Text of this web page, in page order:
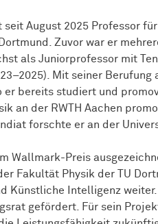
seit August 2025 Professor
Zuvor war er
als Juniorprofessor mit
Mit seiner Berufung
er bereits studiert und
an der RWTH Aachen
forschte er an der
Wallmark-Preis
Fakultät Physik der TU
Künstliche Intelligenz
gefördert. Für sein